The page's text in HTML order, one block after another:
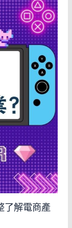
了解電商產